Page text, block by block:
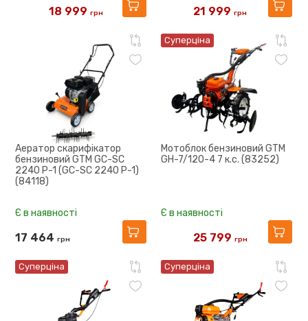
18 999 грн
25 227
21 999 грн
Аератор скарифікатор
бензиновий GTM GC-SC
2240 P-1 (GC-SC 2240 P-1)
(84118)
Є в наявності
17 464 грн
Суперціна
Мотоблок бензиновий GTM
GH-7/120-4 7 к.с. (83252)
Є в наявності
36 576
25 799 грн
Суперціна Суперціна